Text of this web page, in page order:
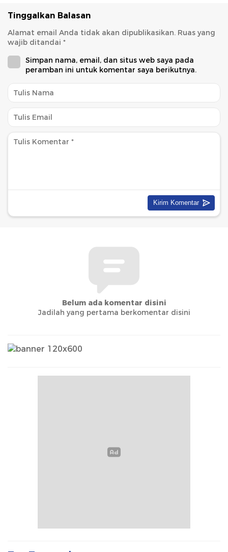
Tinggalkan Balasan
Alamat email Anda tidak akan dipublikasikan. Ruas yang
wajib ditandai *
Simpan nama, email, dan situs web saya pada
peramban ini untuk komentar saya berikutnya.
Belum ada komentar disini
Jadilah yang pertama berkomentar disini